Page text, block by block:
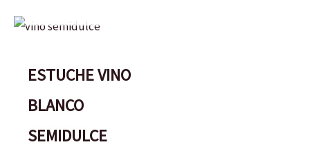
ESTUCHE VINO
BLANCO
SEMIDULCE